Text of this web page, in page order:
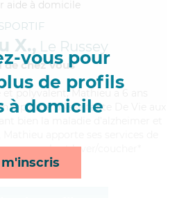
vous pour
de profils
à domicile
X., Le Russey
de chez Vous
et polyvalent, Mathieu a 6 ans
diplôme d'Assistante De Vie aux
rappels et lever/coucher*